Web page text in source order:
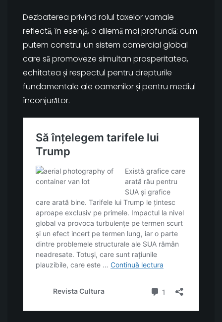
Dezbaterea privind rolul taxelor vamale
reflectă, în esență, o dilemă mai profundă: cum
putem construi un sistem comercial global
care să promoveze simultan prosperitatea,
echitatea și respectul pentru drepturile
fundamentale ale oamenilor și pentru mediul
înconjurător.